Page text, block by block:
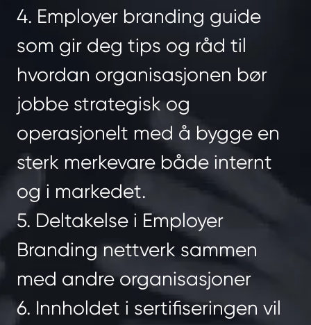
4. Employer branding guide
som gir deg tips og råd til
hvordan organisasjonen bør
jobbe strategisk og
operasjonelt med å bygge en
sterk merkevare både internt
og i markedet.
5. Deltakelse i Employer
Branding nettverk sammen
med andre organisasjoner
6. Innholdet i sertifiseringen vil